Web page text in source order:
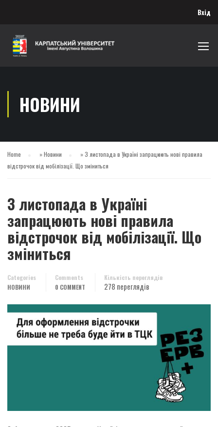
Вхід
НОВИНИ
Home »Новини »З листопада в Україні запрацюють нові правила
відстрочок від мобілізації. Що зміниться
З листопада в Україні
запрацюють нові правила
відстрочок від мобілізації. Що
зміниться
Categories
НОВИНИ
Comments
0 COMMENT
Кількість переглядів
278 переглядів